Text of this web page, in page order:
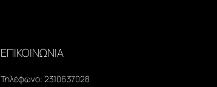
ΕΠΙΚΟΙΝΩΝΙΑ
Τηλέφωνο: 2310637028